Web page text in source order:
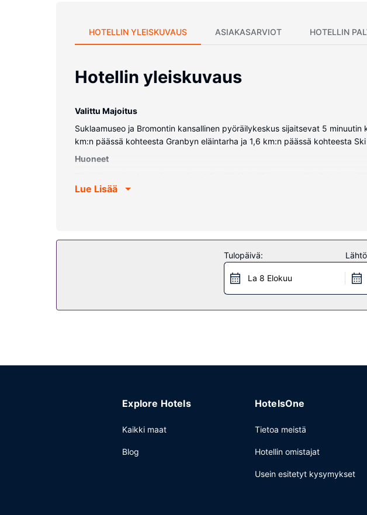
HOTELLIN YLEISKUVAUS ASIAKASARVIOT HOTELLIN
Hotellin yleiskuvaus
Valittu Majoitus
Suklaamuseo ja Bromontin kansallinen pyöräilykeskus sijaitsevat 5
km:n päässä kohteesta Granbyn eläintarha ja 1,6 km:n päässä kohteesta
Huoneet
langaton internetyhteys pitää sinut yhteydessä. Mukavuuksiin kuuluu
Lue Lisää
Tulopäivä:
La 8 Elokuu
Explore Hotels
Kaikki maat
Blog
HotelsOne
Tietoa meistä
Hotellin omistajat
Usein esitetyt kysymykset